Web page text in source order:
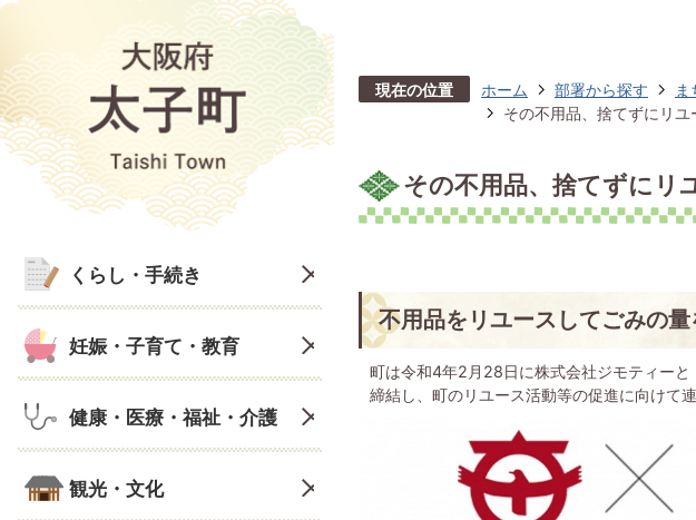
くらし・手続き
妊娠・子育て・教育
健康・医療・福祉・介護
観光・文化
現在の位置 ホーム 部署から探す
その不用品、捨てずにリユ
その不用品、捨てずにリ
不用品をリユースしてごみの量
町は令和4年2月28日に株式会社ジモティー
締結し、町のリユース活動等の促進に向けて